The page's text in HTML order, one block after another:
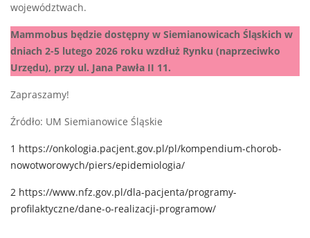
województwach.
Mammobus będzie dostępny w Siemianowicach Śląskich w
dniach 2-5 lutego 2026 roku wzdłuż Rynku (naprzeciwko
Urzędu), przy ul. Jana Pawła II 11.
Zapraszamy!
Źródło: UM Siemianowice Śląskie
1 https://onkologia.pacjent.gov.pl/pl/kompendium-chorob-
nowotworowych/piers/epidemiologia/
2 https://www.nfz.gov.pl/dla-pacjenta/programy-
profilaktyczne/dane-o-realizacji-programow/